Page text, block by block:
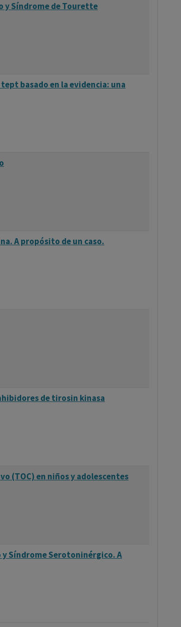
y Síndrome de Tourette
basado en la evidencia: una
A propósito de un caso.
de tirosin kinasa
(TOC) en niños y adolescentes
Síndrome Serotoninérgico. A